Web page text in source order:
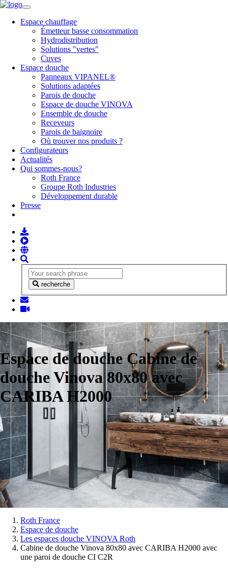
Espace chauffage
Émetteur basse consommation
Hydrodistribution
Solutions "vertes"
Cuves
Espace douche
Panneaux VIPANEL®
Solutions adaptées
Parois de douche
Espace de douche VINOVA
Ensemble de douche
Receveurs
Parois de baignoire
Où trouver nos produits ?
Configurateurs
Actualités
Qui sommes-nous?
Roth France
Groupe Roth Industries
Développement durable
Presse
recherche
Espace de douche Cabine de
douche Vinova 80x80 avec
CARIBA H2000
Vous
êtes
Roth France
Espace de douche
Les espaces douche VINOVA Roth
Cabine de douche Vinova 80x80 avec CARIBA H2000 avec
une paroi de douche CI C2R